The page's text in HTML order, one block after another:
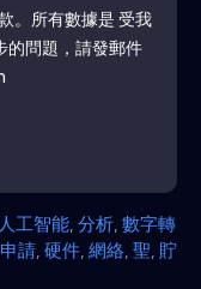
。所有數據是 受我
的問題，請發郵件
人工智能 分析 數字轉
申請 硬件 網絡 聖 貯